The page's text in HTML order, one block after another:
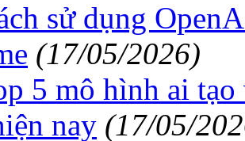
sử dụng
(17/05/2026)
5 mô hình ai
nay (17/05/